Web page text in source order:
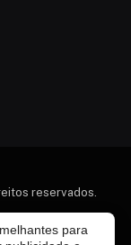
para
reservados.
Cultural